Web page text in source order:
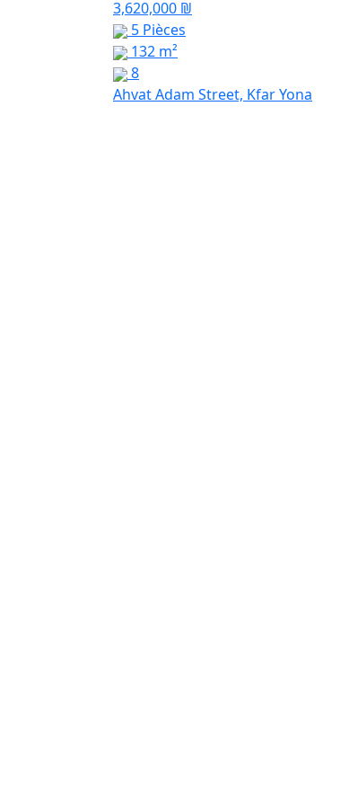
3,620,000 ₪
5 Pièces
132 m²
8
Ahvat Adam Street, Kfar Yona